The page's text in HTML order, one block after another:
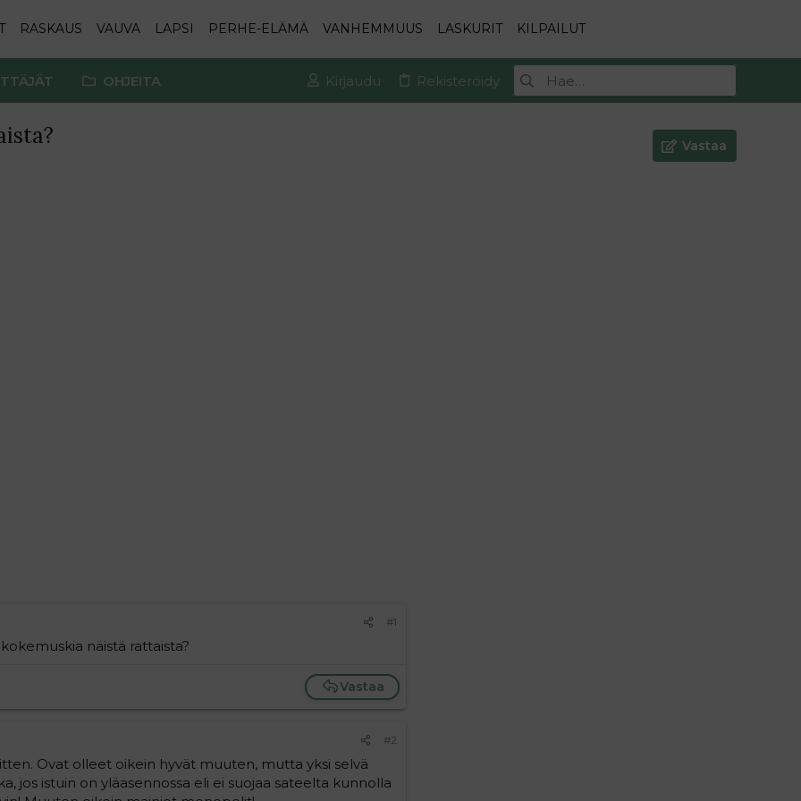
RASKAUS VAUVA LAPSI PERHE-ELÄMÄ VANHEMMUUS LASKURIT KILPAILUT
OHJEITA Kirjaudu Rekisteröidy
Vastaa
#1
näistä rattaista?
Vastaa
#2
Ovat olleet oikein hyvät muuten, mutta yksi selvä
jos istuin on yläasennossa eli ei suojaa sateelta kunnolla